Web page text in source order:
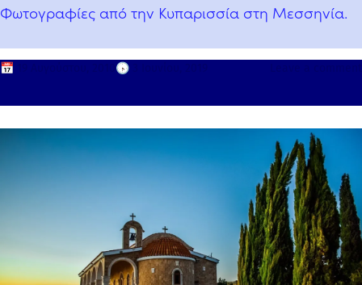
Φωτογραφίες από την Κυπαρισσία στη Μεσσηνία.
📅 🕟